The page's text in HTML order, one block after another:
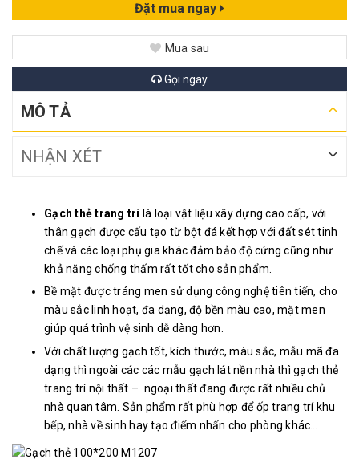
Đặt mua ngay
Mua sau
Gọi ngay
MÔ TẢ
NHẬN XÉT
Gạch thẻ trang trílà loại vật liệu xây dựng cao cấp, với
thân gạch được cấu tạo từ bột đá kết hợp với đất sét tinh
chế và các loại phụ gia khác đảm bảo độ cứng cũng như
khả năng chống thấm rất tốt cho sản phẩm.
Bề mặt được tráng men sử dụng công nghệ tiên tiến, cho
màu sắc linh hoạt, đa dạng, độ bền màu cao, mặt men
giúp quá trình vệ sinh dễ dàng hơn.
Với chất lượng gạch tốt, kích thước, màu sắc, mẫu mã đa
dạng thì ngoài các các mẫu gạch lát nền nhà thì gạch thẻ
trang trí nội thất – ngoại thất đang được rất nhiều chủ
nhà quan tâm. Sản phẩm rất phù hợp để ốp trang trí khu
bếp, nhà về sinh hay tạo điểm nhấn cho phòng khác…